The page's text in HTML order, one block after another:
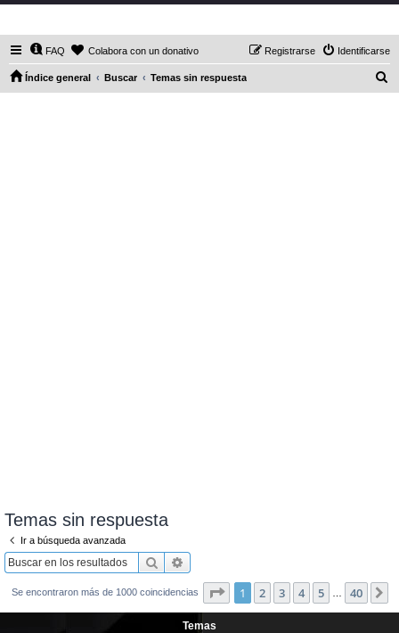
FAQ Colabora con un donativo Identificarse
Registrarse
Índice general Buscar Temas sin respuesta
Temas sin respuesta
Ir a búsqueda avanzada
Buscar
Se encontraron más de 1000 coincidencias Página de 40
1 2 3 4 5 40
Temas